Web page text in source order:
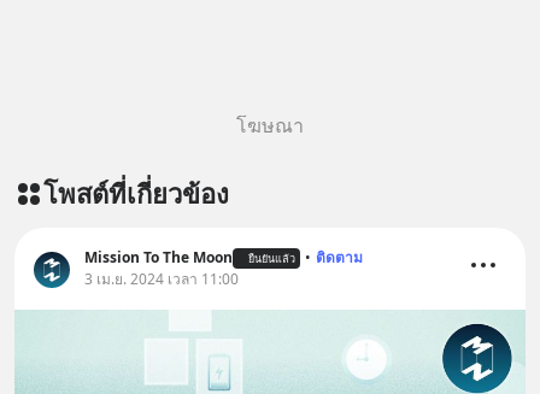
โฆษณา
โพสต์ที่เกี่ยวข้อง
Mission To The Moon ยืนยันแล้ว • ติดตาม
3 เม.ย. 2024 เวลา 11:00